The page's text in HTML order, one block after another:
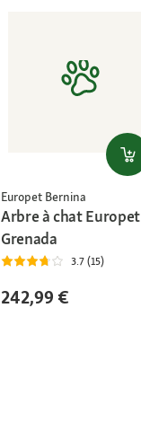
Europet Bernina
Arbre à chat Europet
Grenada
3.7 (15)
242,99 €